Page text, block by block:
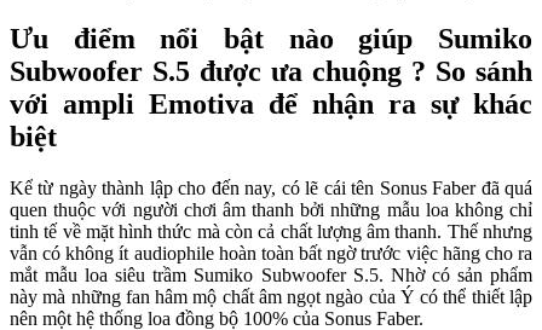
Ưu điểm nổi bật nào giúp Sumiko
Subwoofer S.5 được ưa chuộng ? So sánh
với ampli Emotiva để nhận ra sự khác
biệt
Kể từ ngày thành lập cho đến nay, có lẽ cái tên Sonus Faber đã quá
quen thuộc với người chơi âm thanh bởi những mẫu loa không chỉ
tinh tế về mặt hình thức mà còn cả chất lượng âm thanh. Thế nhưng
vẫn có không ít audiophile hoàn toàn bất ngờ trước việc hãng cho ra
mắt mẫu loa siêu trầm Sumiko Subwoofer S.5. Nhờ có sản phẩm
này mà những fan hâm mộ chất âm ngọt ngào của Ý có thể thiết lập
nên một hệ thống loa đồng bộ 100% của Sonus Faber.